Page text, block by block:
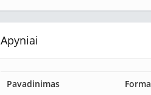
Apyniai
Pavadinimas Forma